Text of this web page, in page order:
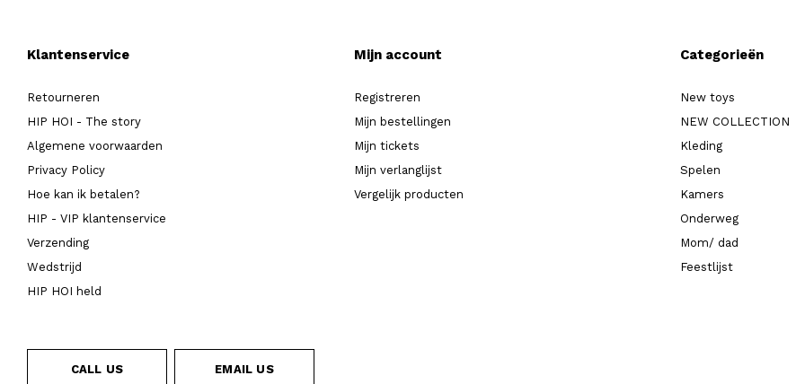
Klantenservice
Retourneren
HIP HOI - The story
Algemene voorwaarden
Privacy Policy
Hoe kan ik betalen?
HIP - VIP klantenservice
Verzending
Wedstrijd
HIP HOI held
Mijn account
Registreren
Mijn bestellingen
Mijn tickets
Mijn verlanglijst
Vergelijk producten
Categorieën
New toys
NEW COLLECTION
Kleding
Spelen
Kamers
Onderweg
Mom/ dad
Feestlijst
CALL US EMAIL US